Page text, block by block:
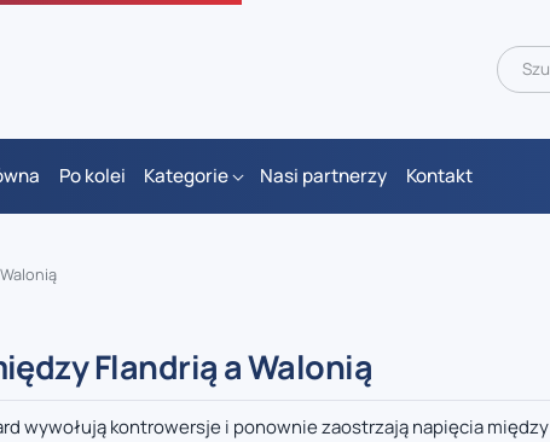
Po kolei Kategorie Nasi partnerzy Kontakt
Flandrią a Walonią
wywołują kontrowersje i ponownie zaostrzają napięcia między